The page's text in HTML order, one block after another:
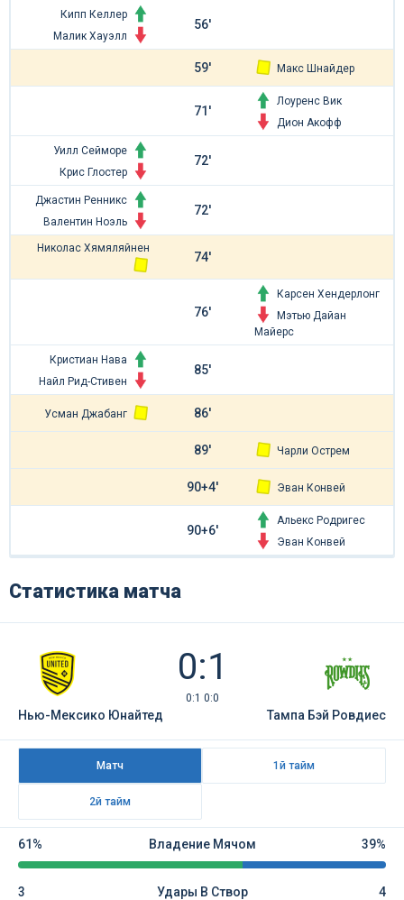
Кипп Келлер
Малик Хауэлл
56'
59' Макс Шнайдер
71'
Лоуренс Вик
Дион Акофф
Уилл Сейморе
Крис Глостер
72'
Джастин Ренникс
Валентин Ноэль
72'
Николас Хямяляйнен
74'
76'
Карсен Хендерлонг
Мэтью Дайан
Майерс
Кристиан Нава
Найл Рид-Стивен
85'
Усман Джабанг 86'
89' Чарли Острем
90+4' Эван Конвей
90+6'
Альекс Родригес
Эван Конвей
Статистика матча
0:1
0:1 0:0
Нью-Мексико Юнайтед Тампа Бэй Ровдиес
Матч 1й тайм
2й тайм
61% Владение Мячом 39%
3 Удары В Створ 4